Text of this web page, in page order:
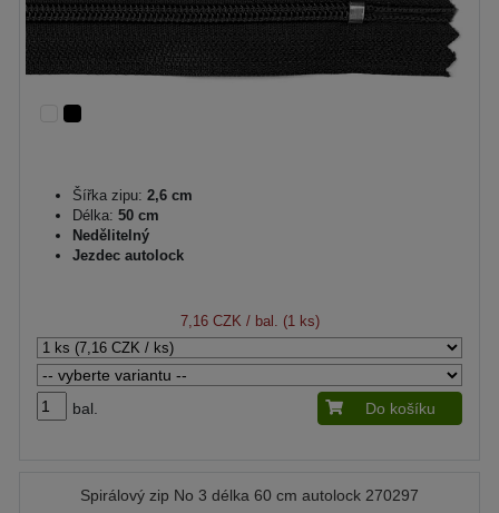
Šířka zipu: 2,6 cm
Délka: 50 cm
Nedělitelný
Jezdec autolock
7,16 CZK / bal. (1 ks)
bal. Do košíku
Spirálový zip No 3 délka 60 cm autolock 270297